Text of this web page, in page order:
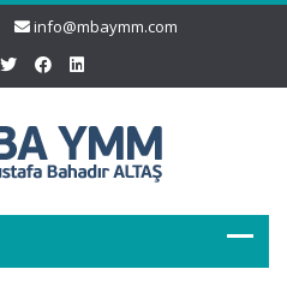
info@mbaymm.com